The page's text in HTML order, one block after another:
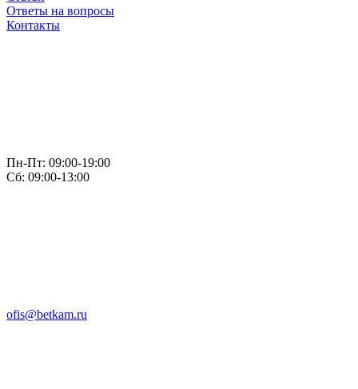
Ответы на вопросы
Контакты
Пн-Пт: 09:00-19:00
Сб: 09:00-13:00
ofis@betkam.ru